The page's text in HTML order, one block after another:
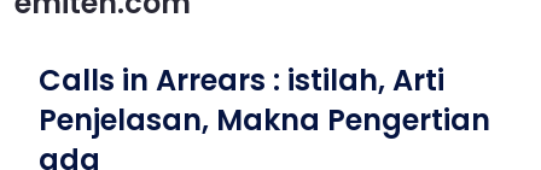
Calls in Arrears : istilah, Arti
Penjelasan, Makna Pengertian
ada